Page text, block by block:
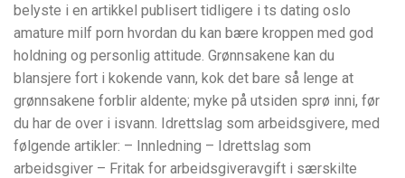
belyste i en artikkel publisert tidligere i ts dating oslo
amature milf porn hvordan du kan bære kroppen med god
holdning og personlig attitude. Grønnsakene kan du
blansjere fort i kokende vann, kok det bare så lenge at
grønnsakene forblir aldente; myke på utsiden sprø inni, før
du har de over i isvann. Idrettslag som arbeidsgivere, med
følgende artikler: – Innledning – Idrettslag som
arbeidsgiver – Fritak for arbeidsgiveravgift i særskilte